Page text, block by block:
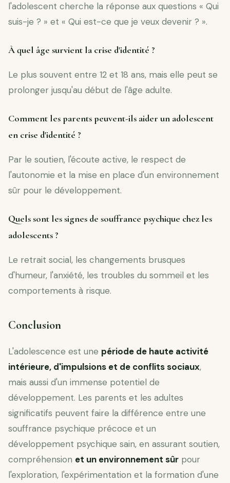
l'adolescent cherche la réponse aux questions « Qui
suis-je ? » et « Qui est-ce que je veux devenir ? ».
À quel âge survient la crise d'identité ?
Le plus souvent entre 12 et 18 ans, mais elle peut se
prolonger jusqu'au début de l'âge adulte.
Comment les parents peuvent-ils aider un adolescent
en crise d'identité ?
Par le soutien, l'écoute active, le respect de
l'autonomie et la mise en place d'un environnement
sûr pour le développement.
Quels sont les signes de souffrance psychique chez les
adolescents ?
Le retrait social, les changements brusques
d'humeur, l'anxiété, les troubles du sommeil et les
comportements à risque.
Conclusion
L'adolescence est une période de haute activité
intérieure, d'impulsions et de conflits sociaux,
mais aussi d'un immense potentiel de
développement. Les parents et les adultes
significatifs peuvent faire la différence entre une
souffrance psychique précoce et un
développement psychique sain, en assurant soutien,
compréhension et un environnement sûr pour
l'exploration, l'expérimentation et la formation d'une